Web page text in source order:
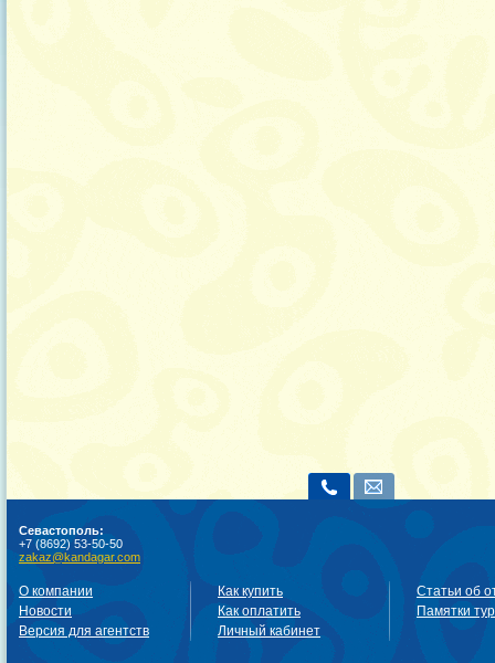
Севастополь:
+7 (8692) 53-50-50
zakaz@kandagar.com
О компании
Новости
Версия для агентств
Как купить
Как оплатить
Личный кабинет
Статьи об
Памятки